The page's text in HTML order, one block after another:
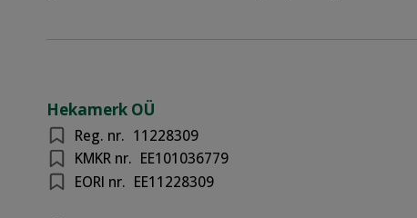
Hekamerk OÜ
Reg. nr. 11228309
KMKR nr. EE101036779
EORI nr. EE11228309